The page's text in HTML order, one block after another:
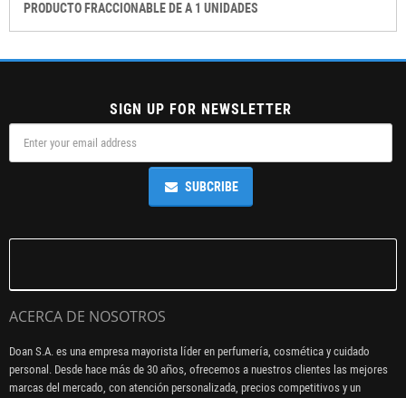
PRODUCTO FRACCIONABLE DE A 1 UNIDADES
SIGN UP FOR NEWSLETTER
SUBCRIBE
ACERCA DE NOSOTROS
Doan S.A. es una empresa mayorista líder en perfumería, cosmética y cuidado
personal. Desde hace más de 30 años, ofrecemos a nuestros clientes las mejores
marcas del mercado, con atención personalizada, precios competitivos y un